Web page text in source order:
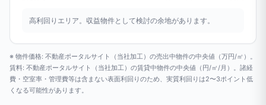
高利回りエリア。収益物件として検討の余地があります。
※ 物件価格: 不動産ポータルサイト（当社加工）の売出中物件の中央値（万円/㎡）。
賃料: 不動産ポータルサイト（当社加工）の賃貸中物件の中央値（円/㎡/月）。諸経
費・空室率・管理費等は含まない表面利回りのため、実質利回りは2〜3ポイント低
くなる可能性があります。